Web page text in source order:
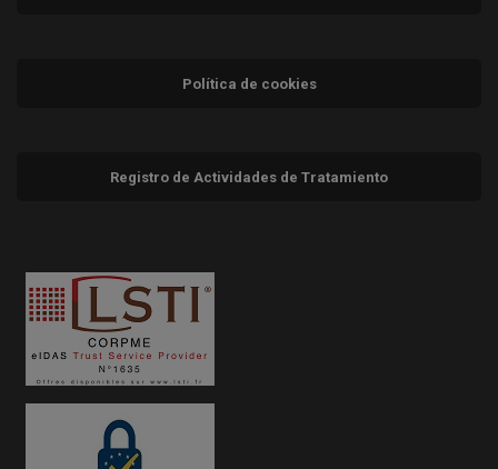
Política de cookies
Registro de Actividades de Tratamiento